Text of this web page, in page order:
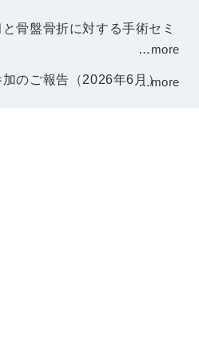
と骨盤骨折に対する手術セミ
…more
加のご報告（2026年6月）
…more